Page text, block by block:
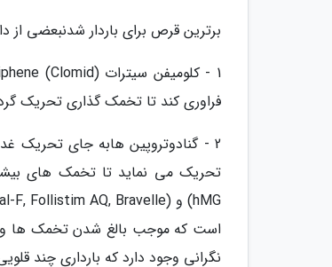
برترین قرص برای باردار شدنبعضی از
فراوری کند تا تخمک گذاری تحریک
2 - گنادوتروپین هابه جای تحریک
تحریک می نماید تا تخمک های
است که موجب بالغ شدن تخمک ها و
نگرانی وجود دارد که بارداری چند